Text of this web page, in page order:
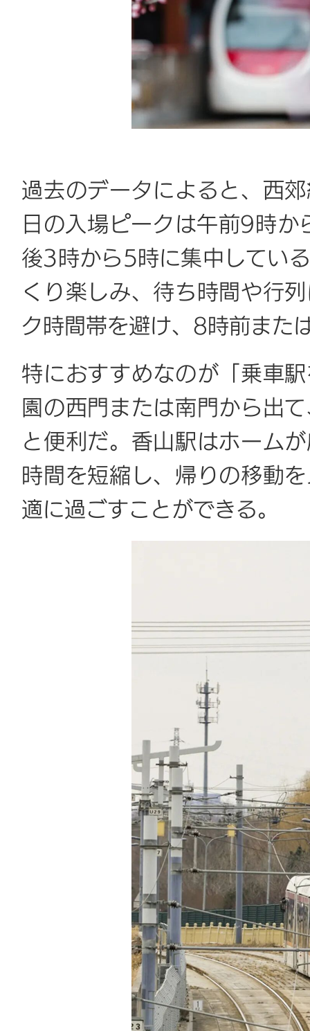
過去のデータによると、西
日の入場ピークは午前9時
後3時から5時に集中してい
くり楽しみ、待ち時間や行
ク時間帯を避け、8時前また
特におすすめなのが「乗車
園の西門または南門から出
と便利だ。香山駅はホーム
時間を短縮し、帰りの移動
適に過ごすことができる。